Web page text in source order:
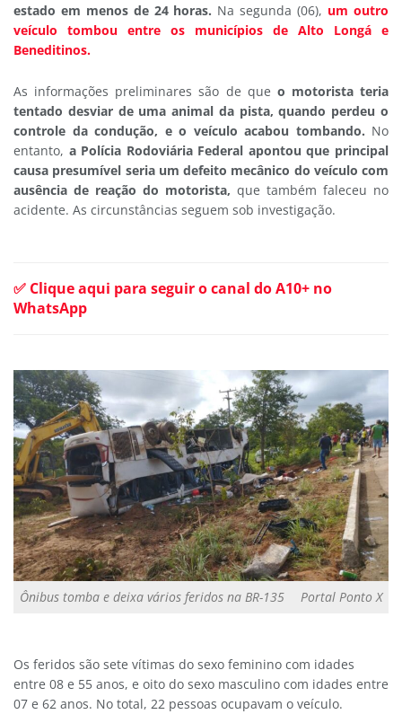
estado em menos de 24 horas. Na segunda (06), um outro
veículo tombou entre os municípios de Alto Longá e
Beneditinos.
As informações preliminares são de que o motorista teria
tentado desviar de uma animal da pista, quando perdeu o
controle da condução, e o veículo acabou tombando. No
entanto, a Polícia Rodoviária Federal apontou que principal
causa presumível seria um defeito mecânico do veículo com
ausência de reação do motorista, que também faleceu no
acidente. As circunstâncias seguem sob investigação.
✅ Clique aqui para seguir o canal do A10+ no
WhatsApp
Ônibus tomba e deixa vários feridos na BR-135 Portal Ponto X
Os feridos são sete vítimas do sexo feminino com idades
entre 08 e 55 anos, e oito do sexo masculino com idades entre
07 e 62 anos. No total, 22 pessoas ocupavam o veículo.